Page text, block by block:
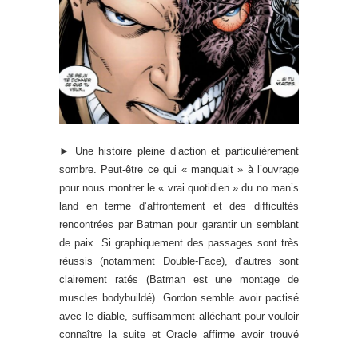
► Une histoire pleine d’action et particulièrement
sombre. Peut-être ce qui « manquait » à l’ouvrage
pour nous montrer le « vrai quotidien » du no man’s
land en terme d’affrontement et des difficultés
rencontrées par Batman pour garantir un semblant
de paix. Si graphiquement des passages sont très
réussis (notamment Double-Face), d’autres sont
clairement ratés (Batman est une montage de
muscles bodybuildé). Gordon semble avoir pactisé
avec le diable, suffisamment alléchant pour vouloir
connaître la suite et Oracle affirme avoir trouvé